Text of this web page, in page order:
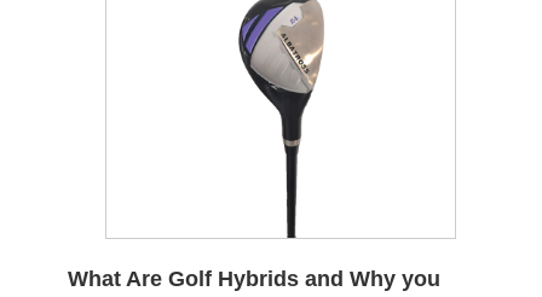
What Are Golf Hybrids and Why you